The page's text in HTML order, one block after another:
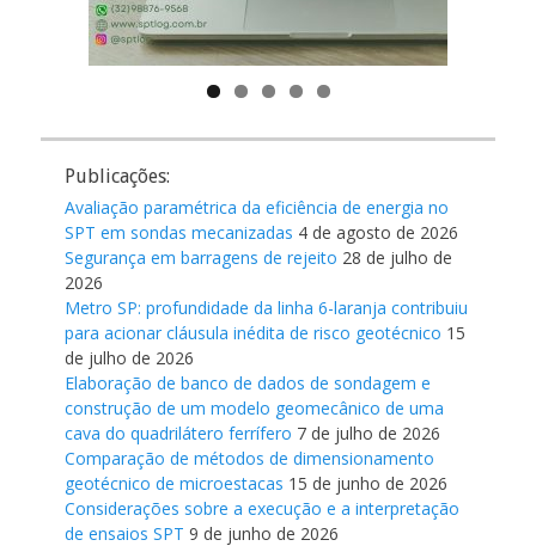
Publicações:
Avaliação paramétrica da eficiência de energia no
SPT em sondas mecanizadas 4 de agosto de 2026
Segurança em barragens de rejeito 28 de julho de
2026
Metro SP: profundidade da linha 6-laranja contribuiu
para acionar cláusula inédita de risco geotécnico 15
de julho de 2026
Elaboração de banco de dados de sondagem e
construção de um modelo geomecânico de uma
cava do quadrilátero ferrífero 7 de julho de 2026
Comparação de métodos de dimensionamento
geotécnico de microestacas 15 de junho de 2026
Considerações sobre a execução e a interpretação
de ensaios SPT 9 de junho de 2026